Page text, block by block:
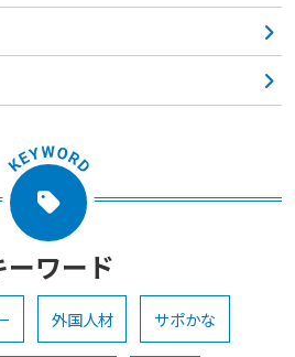
ーワード
外国人材 サポかな